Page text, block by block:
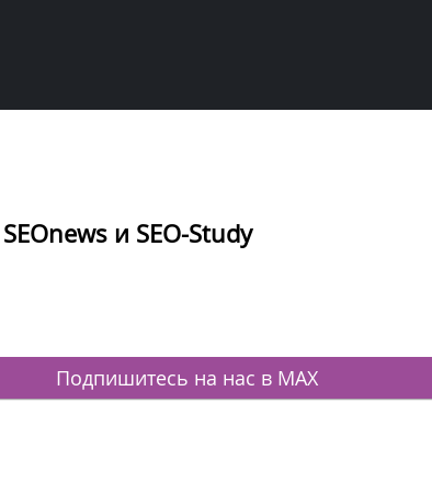
и SEO-Study
Подпишитесь на нас в MAX